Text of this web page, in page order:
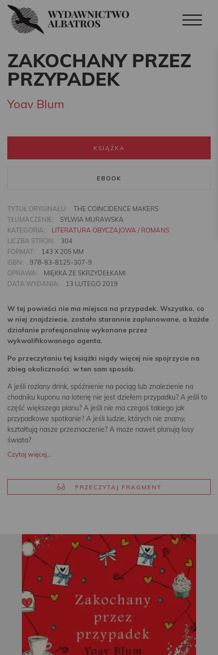
ZAKOCHANY PRZEZ
PRZYPADEK
Yoav Blum
KSIĄŻKA
EBOOK
TYTUŁ ORYGINAŁU:
THE COINCIDENCE MAKERS
TŁUMACZENIE:
SYLWIA MURAWSKA
KATEGORIA:
LITERATURA OBYCZAJOWA / ROMANS
LICZBA STRON:
304
FORMAT:
143 X 205 MM
ISBN:
978-83-8125-307-9
OPRAWA:
MIĘKKA ZE SKRZYDEŁKAMI
DATA WYDANIA:
13 LUTEGO 2019
W tej powieści nie ma miejsca na przypadek. Wszystko, co
w niej znajdziecie, zostało starannie zaplanowane, a każde
działanie profesjonalnie wykonane przez
wykwalifikowanego agenta.
Po przeczytaniu tej książki nigdy więcej nie spojrzycie na
zbieg okoliczności w ten sam sposób.
A jeśli rozlany drink, spóźnienie na pociąg lub znalezienie na
chodniku kuponu na loterię nie jest dziełem przypadku? A jeśli to
część większego planu? A jeśli nie ma czegoś takiego jak
przypadkowe spotkanie? A jeśli ludzie, których nie znamy,
kształtują nasze przeznaczenie? A może nawet planują losy
świata?
Czytaj więcej...
PRZECZYTAJ FRAGMENT